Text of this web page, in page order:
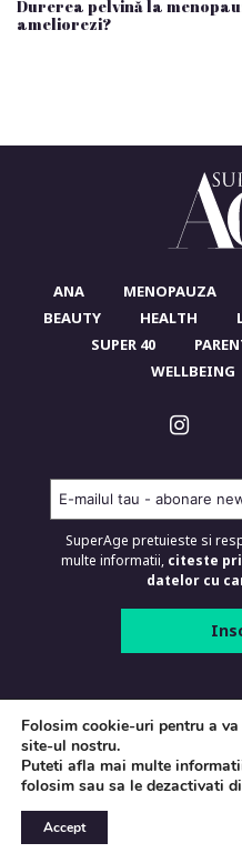
Durerea pelvină la
ameliorezi?
ANA MENOPAUZA
BEAUTY
HEALTH
SUPER 40
WELLBEING
SuperAge pretuieste si
multe informatii, citeste
datelor cu
SUPERAGE.RO ©
Folosim cookie-uri pentru a
site-ul nostru.
Puteti afla mai multe
folosim sau sa le dezactivati
Accept